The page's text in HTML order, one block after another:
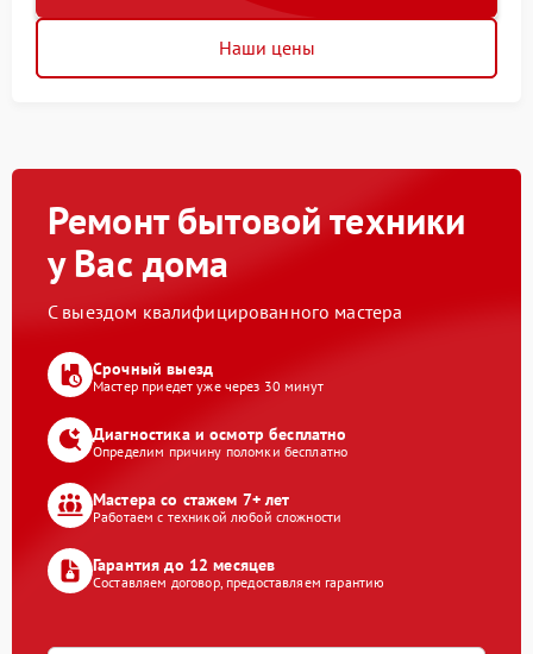
Наши цены
Ремонт бытовой техники
у Вас дома
С выездом квалифицированного мастера
Срочный выезд
Мастер приедет уже через 30 минут
Диагностика и осмотр бесплатно
Определим причину поломки бесплатно
Мастера со стажем 7+ лет
Работаем с техникой любой сложности
Гарантия до 12 месяцев
Составляем договор, предоставляем гарантию